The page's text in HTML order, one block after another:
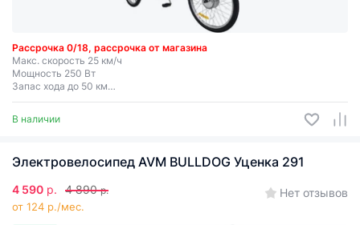
Рассрочка 0/18, рассрочка от магазина
Макс. скорость 25 км/ч
Мощность 250 Вт
Запас хода до 50 км
Съемная батарея
В наличии
Электровелосипед AVM BULLDOG Уценка 291
4 590 р. 4 890 р.
от 124 р./мес.
Нет отзывов